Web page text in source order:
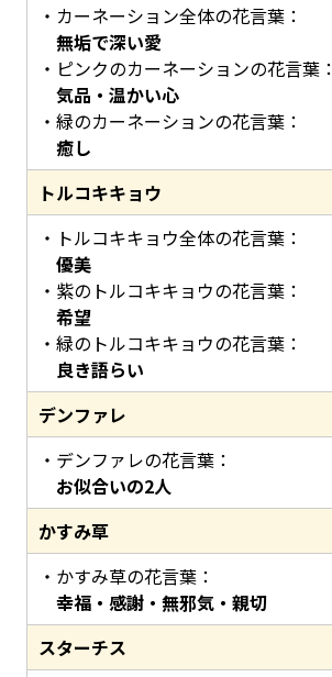
カーネーション全体の花言葉：
無垢で深い愛
ピンクのカーネーションの花言葉：
気品・温かい心
緑のカーネーションの花言葉：
癒し
トルコキキョウ
トルコキキョウ全体の花言葉：
優美
紫のトルコキキョウの花言葉：
希望
緑のトルコキキョウの花言葉：
良き語らい
デンファレ
デンファレの花言葉：
お似合いの2人
かすみ草
かすみ草の花言葉：
幸福・感謝・無邪気・親切
スターチス